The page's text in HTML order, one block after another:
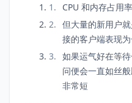
CPU 和内存占用
但大量的新用户
接的客户端表现
如果运气好在等
问便会一直如丝
非常短